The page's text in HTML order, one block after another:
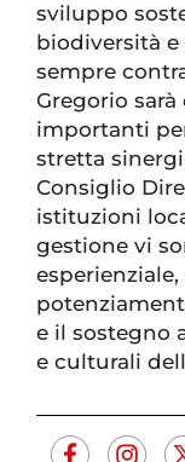
sviluppo
biodiversità
sempre
Gregorio
importanti
stretta
Consiglio
istituzioni
gestione vi
e il sostegno
e culturali